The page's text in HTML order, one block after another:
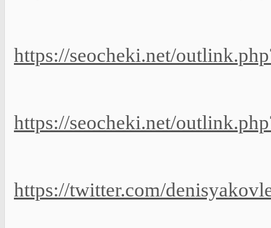
https://seocheki.net/
https://seocheki.net/
https://twitter.com/